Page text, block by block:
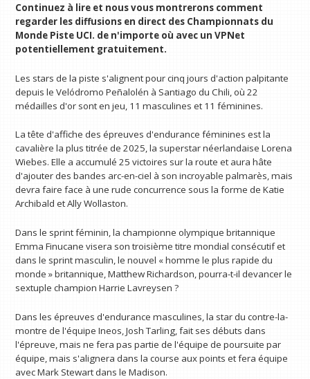
Continuez à lire et nous vous montrerons comment
regarder les diffusions en direct des Championnats du
Monde Piste UCI. de n'importe où avec un VPNet
potentiellement gratuitement.
Les stars de la piste s'alignent pour cinq jours d'action palpitante
depuis le Velódromo Peñalolén à Santiago du Chili, où 22
médailles d'or sont en jeu, 11 masculines et 11 féminines.
La tête d'affiche des épreuves d'endurance féminines est la
cavalière la plus titrée de 2025, la superstar néerlandaise Lorena
Wiebes. Elle a accumulé 25 victoires sur la route et aura hâte
d'ajouter des bandes arc-en-ciel à son incroyable palmarès, mais
devra faire face à une rude concurrence sous la forme de Katie
Archibald et Ally Wollaston.
Dans le sprint féminin, la championne olympique britannique
Emma Finucane visera son troisième titre mondial consécutif et
dans le sprint masculin, le nouvel « homme le plus rapide du
monde » britannique, Matthew Richardson, pourra-t-il devancer le
sextuple champion Harrie Lavreysen ?
Dans les épreuves d'endurance masculines, la star du contre-la-
montre de l'équipe Ineos, Josh Tarling, fait ses débuts dans
l'épreuve, mais ne fera pas partie de l'équipe de poursuite par
équipe, mais s'alignera dans la course aux points et fera équipe
avec Mark Stewart dans le Madison.